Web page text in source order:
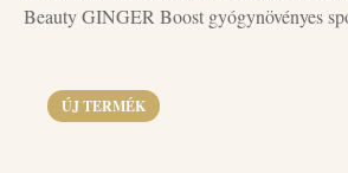
Beauty GINGER Boost gyógynövényes
ÚJ TERMÉK